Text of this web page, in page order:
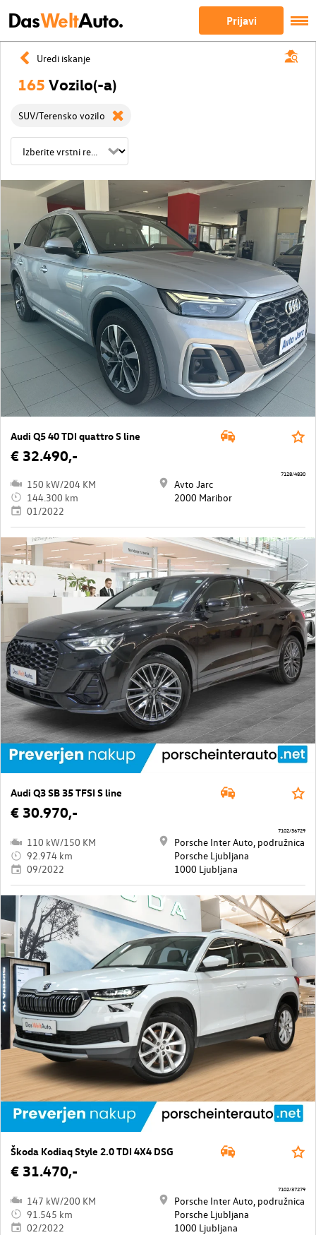
DasWeltAuto. Prijavi
Uredi iskanje
165 Vozilo(-a)
SUV/Terensko vozilo
Audi Q5 40 TDI quattro S line
€ 32.490,-
150 kW/204 KM
144.300 km
01/2022
Avto Jarc
2000 Maribor
7128/4830
Audi Q3 SB 35 TFSI S line
€ 30.970,-
110 kW/150 KM
92.974 km
09/2022
Porsche Inter Auto, podružnica
Porsche Ljubljana
1000 Ljubljana
7102/36729
Škoda Kodiaq Style 2.0 TDI 4X4 DSG
€ 31.470,-
147 kW/200 KM
91.545 km
02/2022
Porsche Inter Auto, podružnica
Porsche Ljubljana
1000 Ljubljana
7102/37279